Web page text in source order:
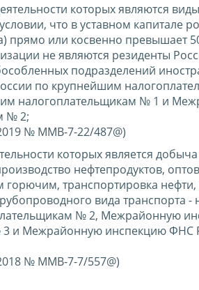
которых являются
что в уставном капитале
прямо или косвенно превышает
не являются резиденты
подразделений
по крупнейшим
налогоплательщикам № 1 и
№ 2;
№ ММВ-7-22/487@)
которых является
нефтепродуктов,
транспортировка
вида
№ 2, Межрайонную
и Межрайонную инспекцию ФНС
№ ММВ-7-7/557@)